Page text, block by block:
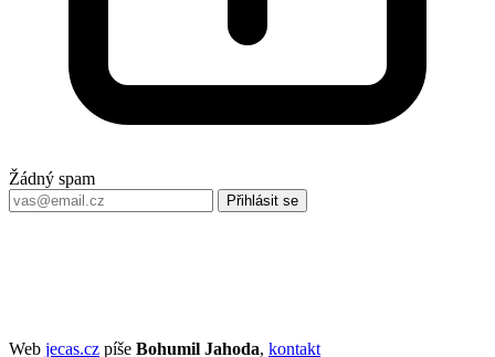
Žádný spam
Přihlásit se
Web jecas.cz píše Bohumil Jahoda, kontakt